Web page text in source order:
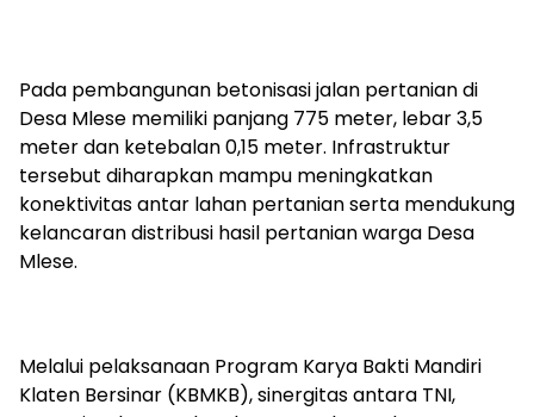
Pada pembangunan betonisasi jalan pertanian di
Desa Mlese memiliki panjang 775 meter, lebar 3,5
meter dan ketebalan 0,15 meter. Infrastruktur
tersebut diharapkan mampu meningkatkan
konektivitas antar lahan pertanian serta mendukung
kelancaran distribusi hasil pertanian warga Desa
Mlese.
Melalui pelaksanaan Program Karya Bakti Mandiri
Klaten Bersinar (KBMKB), sinergitas antara TNI,